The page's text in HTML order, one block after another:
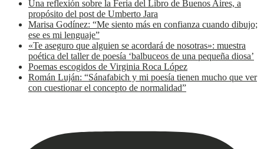
Una reflexión sobre la Feria del Libro de Buenos Aires, a
propósito del post de Umberto Jara
Marisa Godínez: “Me siento más en confianza cuando dibujo;
ese es mi lenguaje”
«Te aseguro que alguien se acordará de nosotras»: muestra
poética del taller de poesía ‘balbuceos de una pequeña diosa’
Poemas escogidos de Virginia Roca López
Román Luján: “Sánafabich y mi poesía tienen mucho que ver
con cuestionar el concepto de normalidad”